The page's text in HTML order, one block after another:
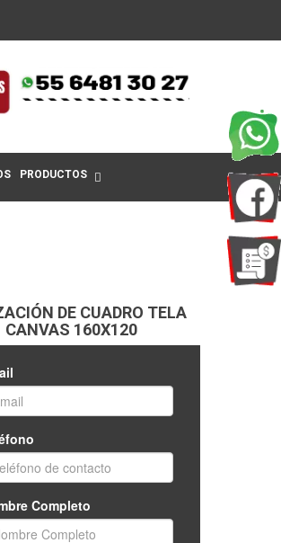
PRODUCTOS
DE CUADRO TELA
CANVAS 160X120